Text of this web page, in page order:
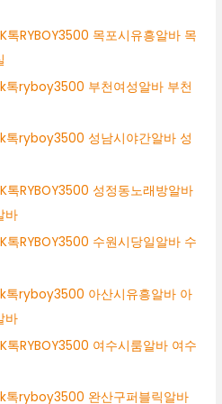
RYBOY3500 목포시유흥알바 목
톡ryboy3500 부천여성알바 부천
톡ryboy3500 성남시야간알바 성
RYBOY3500 성정동노래방알바
바
RYBOY3500 수원시당일알바 수
톡ryboy3500 아산시유흥알바 아
바
RYBOY3500 여수시룸알바 여수
톡ryboy3500 완산구퍼블릭알바